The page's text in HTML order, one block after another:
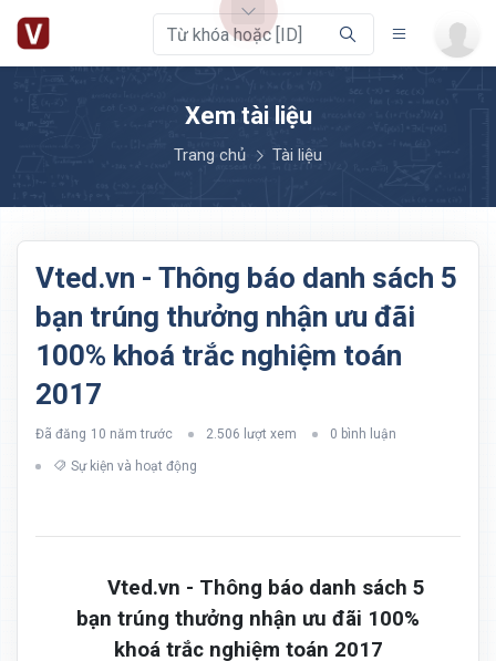
Xem tài liệu
Trang chủ Tài liệu
Vted.vn - Thông báo danh sách 5
bạn trúng thưởng nhận ưu đãi
100% khoá trắc nghiệm toán
2017
Đã đăng 10 năm trước 2.506 lượt xem 0 bình luận
Sự kiện và hoạt động
Vted.vn - Thông báo danh sách 5
bạn trúng thưởng nhận ưu đãi 100%
khoá trắc nghiệm toán 2017